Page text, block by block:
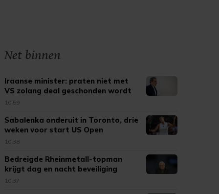
Net binnen
Iraanse minister: praten niet met
VS zolang deal geschonden wordt
10:59
Sabalenka onderuit in Toronto, drie
weken voor start US Open
10:38
Bedreigde Rheinmetall-topman
krijgt dag en nacht beveiliging
10:37